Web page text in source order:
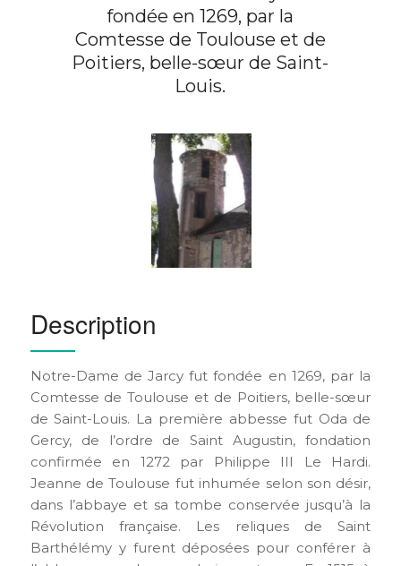
fondée en 1269, par la
Comtesse de Toulouse et de
Poitiers, belle-sœur de Saint-
Louis.
Description
Notre-Dame de Jarcy fut fondée en 1269, par la
Comtesse de Toulouse et de Poitiers, belle-sœur
de Saint-Louis. La première abbesse fut Oda de
Gercy, de l’ordre de Saint Augustin, fondation
confirmée en 1272 par Philippe III Le Hardi.
Jeanne de Toulouse fut inhumée selon son désir,
dans l’abbaye et sa tombe conservée jusqu’à la
Révolution française. Les reliques de Saint
Barthélémy y furent déposées pour conférer à